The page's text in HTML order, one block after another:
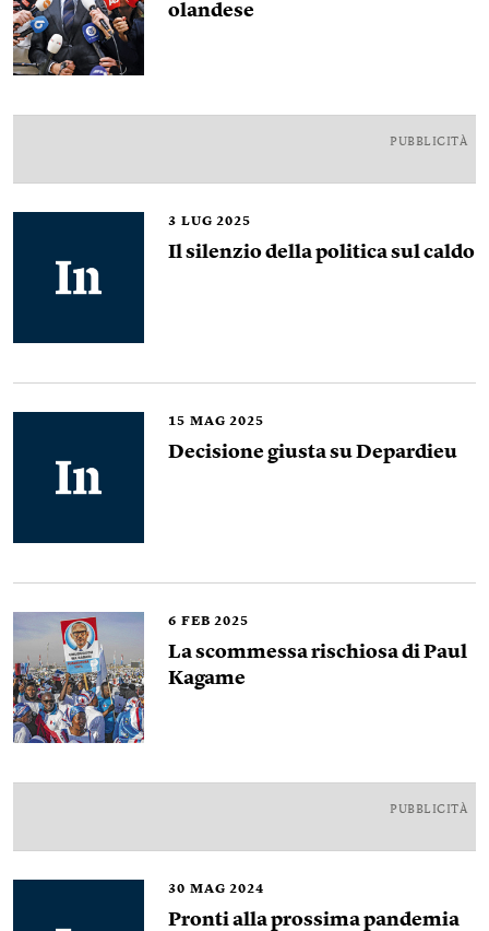
olandese
PUBBLICITÀ
3 LUG 2025
Il silenzio della politica sul caldo
15 MAG 2025
Decisione giusta su Depardieu
6 FEB 2025
La scommessa rischiosa di Paul
Kagame
PUBBLICITÀ
30 MAG 2024
Pronti alla prossima pandemia